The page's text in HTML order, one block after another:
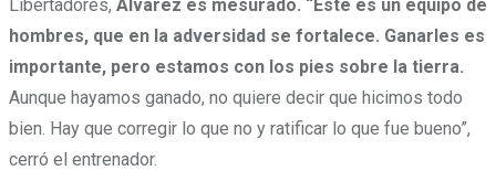
Libertadores, Álvarez es mesurado. “Este es un equipo de
hombres, que en la adversidad se fortalece. Ganarles es
importante, pero estamos con los pies sobre la tierra.
Aunque hayamos ganado, no quiere decir que hicimos todo
bien. Hay que corregir lo que no y ratificar lo que fue bueno”,
cerró el entrenador.